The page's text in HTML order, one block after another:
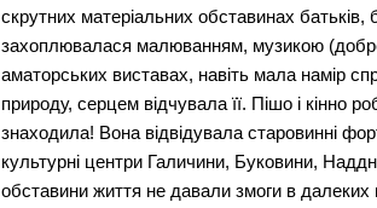
скрутних матеріальних обставинах
захоплювалася малюванням, музикою
аматорських виставах, навіть мала намір
природу, серцем відчувала її. Пішо і кінно
знаходила! Вона відвідувала старовинні
культурні центри Галичини, Буковини,
обставини життя не давали змоги в